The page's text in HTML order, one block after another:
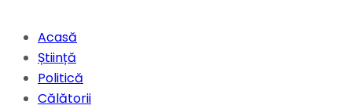
Acasă
Știință
Politică
Călătorii